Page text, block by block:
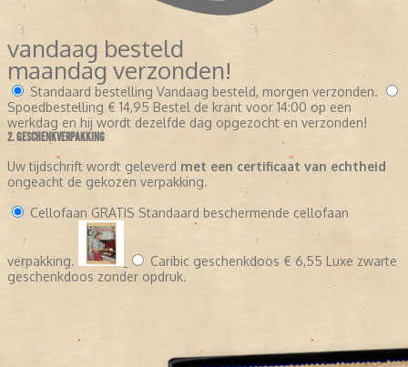
vandaag besteld
maandag verzonden!
Standaard bestelling Vandaag besteld, morgen verzonden.
Spoedbestelling € 14,95 Bestel de krant voor 14:00 op een
werkdag en hij wordt dezelfde dag opgezocht en verzonden!
2. GESCHENKVERPAKKING
Uw tijdschrift wordt geleverd met een certificaat van echtheid
ongeacht de gekozen verpakking.
Cellofaan GRATIS Standaard beschermende cellofaan
verpakking. Caribic geschenkdoos € 6,55 Luxe zwarte
geschenkdoos zonder opdruk.